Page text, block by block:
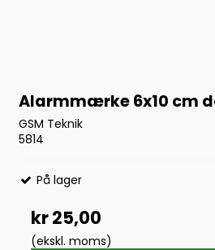
Alarmmærke 6x10 cm
GSM Teknik
5814
På lager
kr 25,00
(ekskl. moms)